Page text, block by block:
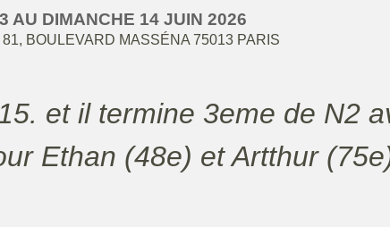
AU DIMANCHE 14 JUIN 2026
BOULEVARD MASSÉNA 75013 PARIS
Ethan (48e) et Artthur